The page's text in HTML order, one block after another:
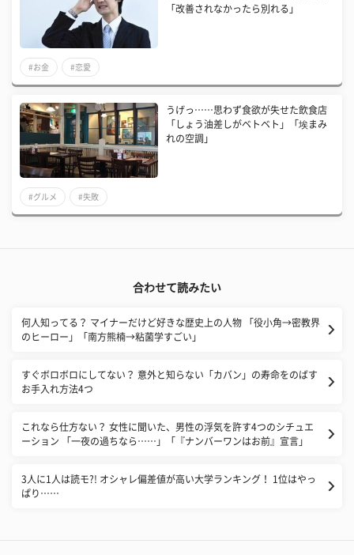
「改善されなかったら別れる」
#お金 #恋愛
うげっ……思わず食欲が失せた飲食店
「しょう油差しがベトベト」「埃まみ
れの空調」
#グルメ #失敗
合わせて読みたい
​何人知ってる？ マイナーだけど好きな歴史上の人物 「役小角→密教界
のヒーロー」「南方熊楠→粘菌学すごい」
すぐボロボロにしてない？ 意外と知らない「カバン」の寿命をのばす
お手入れ方法4つ
これなら仕方ない？ 女性に聞いた、男性の浮気を許す4つのシチュエ
ーション 「一夜の過ちなら……」「『ナンバーワンはお前』宣言」
3人に1人は読モ?! オシャレ偏差値が高い大学ランキング！ 1位はやっ
ぱり……